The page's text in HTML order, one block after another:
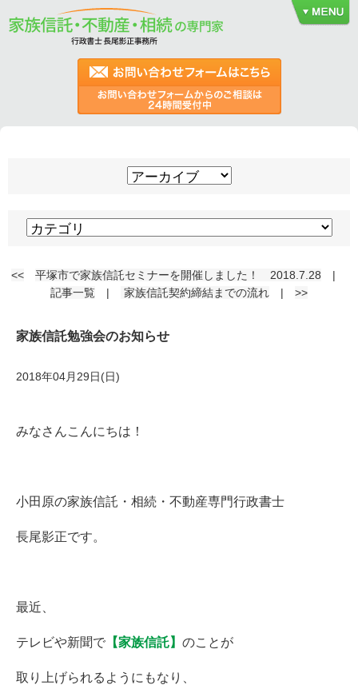
<< 平塚市で家族信託セミナーを開催しました！ 2018.7.28 |
記事一覧 | 家族信託契約締結までの流れ | >>
家族信託勉強会のお知らせ
2018年04月29日(日)
みなさんこんにちは！
小田原の家族信託・相続・不動産専門行政書士
長尾影正です。
最近、
テレビや新聞で 【家族信託】 のことが
取り上げられるようにもなり、